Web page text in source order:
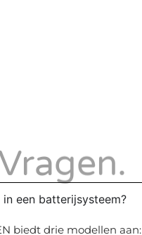
een batterijsysteem?
biedt drie modellen aan: